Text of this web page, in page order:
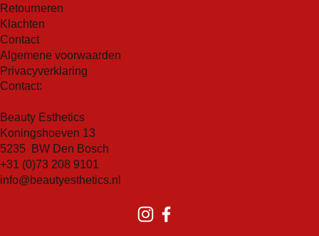
Retourneren
Klachten
Contact
Algemene voorwaarden
Privacyverklaring
Contact:
Beauty Esthetics
Koningshoeven 13
5235 BW Den Bosch
+31 (0)73 208 9101
info@beautyesthetics.nl